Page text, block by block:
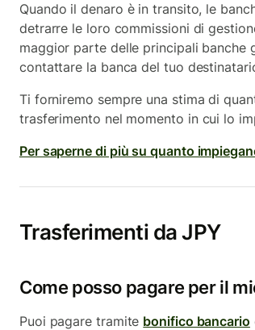
Quando il denaro è in transito, le
detrarre le loro commissioni di
maggior parte delle principali banche
contattare la banca del tuo
Ti forniremo sempre una stima di
trasferimento nel momento in cui lo
Per saperne di più su quanto
Trasferimenti da JPY
Come posso pagare per il
Puoi pagare tramite bonifico bancario